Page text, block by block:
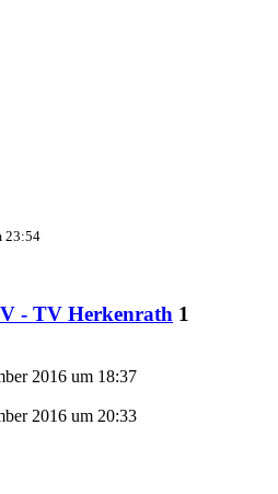
23:54
- TV Herkenrath 1
2016 um 18:37
2016 um 20:33